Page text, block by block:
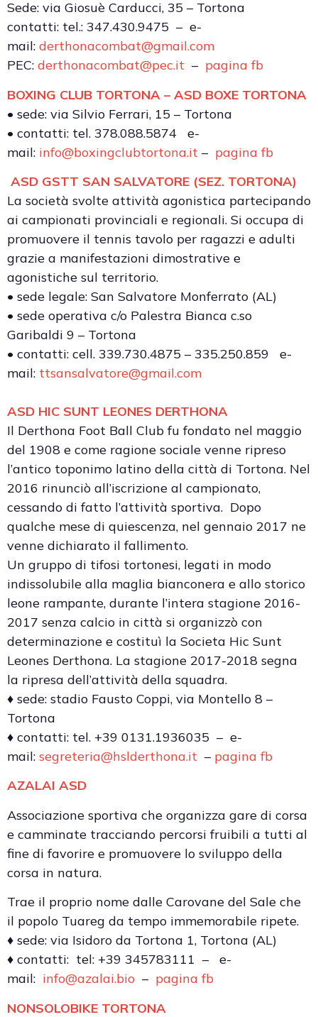
Sede: via Giosuè Carducci, 35 – Tortona
contatti: tel.: 347.430.9475 – e-
mail: derthonacombat@gmail.com
PEC: derthonacombat@pec.it – pagina fb
BOXING CLUB TORTONA – ASD BOXE TORTONA
• sede: via Silvio Ferrari, 15 – Tortona
• contatti: tel. 378.088.5874 e-
mail: info@boxingclubtortona.it – pagina fb
ASD GSTT SAN SALVATORE (SEZ. TORTONA)
La società svolte attività agonistica partecipando
ai campionati provinciali e regionali. Si occupa di
promuovere il tennis tavolo per ragazzi e adulti
grazie a manifestazioni dimostrative e
agonistiche sul territorio.
• sede legale: San Salvatore Monferrato (AL)
• sede operativa c/o Palestra Bianca c.so
Garibaldi 9 – Tortona
• contatti: cell. 339.730.4875 – 335.250.859 e-
mail: ttsansalvatore@gmail.com
ASD HIC SUNT LEONES DERTHONA
Il Derthona Foot Ball Club fu fondato nel maggio
del 1908 e come ragione sociale venne ripreso
l’antico toponimo latino della città di Tortona. Nel
2016 rinunciò all’iscrizione al campionato,
cessando di fatto l’attività sportiva. Dopo
qualche mese di quiescenza, nel gennaio 2017 ne
venne dichiarato il fallimento.
Un gruppo di tifosi tortonesi, legati in modo
indissolubile alla maglia bianconera e allo storico
leone rampante, durante l’intera stagione 2016-
2017 senza calcio in città si organizzò con
determinazione e costituì la Societa Hic Sunt
Leones Derthona. La stagione 2017-2018 segna
la ripresa dell’attività della squadra.
♦ sede: stadio Fausto Coppi, via Montello 8 –
Tortona
♦ contatti: tel. +39 0131.1936035 – e-
mail: segreteria@hslderthona.it – pagina fb
AZALAI ASD
Associazione sportiva che organizza gare di corsa
e camminate tracciando percorsi fruibili a tutti al
fine di favorire e promuovere lo sviluppo della
corsa in natura.
Trae il proprio nome dalle Carovane del Sale che
il popolo Tuareg da tempo immemorabile ripete.
♦ sede: via Isidoro da Tortona 1, Tortona (AL)
♦ contatti: tel: +39 345783111 – e-
mail: info@azalai.bio – pagina fb
NONSOLOBIKE TORTONA